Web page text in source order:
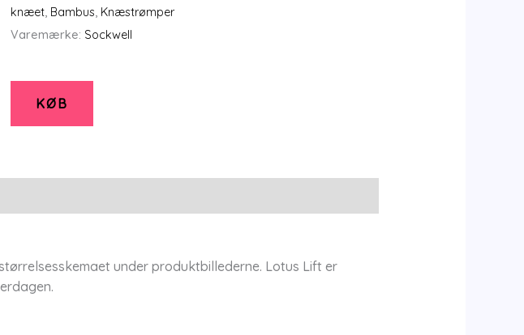
knæet, Bambus, Knæstrømper
Varemærke: Sockwell
KØB
under produktbillederne. Lotus Lift er